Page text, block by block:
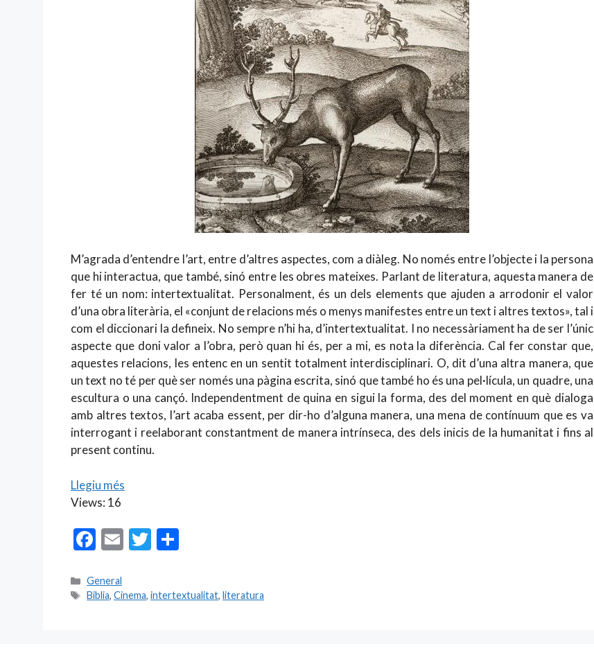
M’agrada d’entendre l’art, entre d’altres aspectes, com a diàleg. No només entre l’objecte i la persona
que hi interactua, que també, sinó entre les obres mateixes. Parlant de literatura, aquesta manera de
fer té un nom: intertextualitat. Personalment, és un dels elements que ajuden a arrodonir el valor
d’una obra literària, el «conjunt de relacions més o menys manifestes entre un text i altres textos», tal i
com el diccionari la defineix. No sempre n’hi ha, d’intertextualitat. I no necessàriament ha de ser l’únic
aspecte que doni valor a l’obra, però quan hi és, per a mi, es nota la diferència. Cal fer constar que,
aquestes relacions, les entenc en un sentit totalment interdisciplinari. O, dit d’una altra manera, que
un text no té per què ser només una pàgina escrita, sinó que també ho és una pel·lícula, un quadre, una
escultura o una cançó. Independentment de quina en sigui la forma, des del moment en què dialoga
amb altres textos, l’art acaba essent, per dir-ho d’alguna manera, una mena de contínuum que es va
interrogant i reelaborant constantment de manera intrínseca, des dels inicis de la humanitat i fins al
present continu.
Llegiu més
Views: 16
F
e
b
E
l
T
er p
Categories
General
Etiquetes
Biblia,Cinema,intertextualitat,literatura